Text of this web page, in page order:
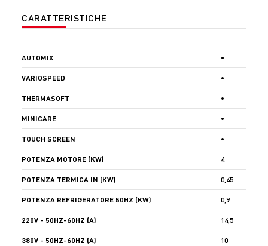
CARATTERISTICHE
AUTOMIX •
VARIOSPEED •
THERMASOFT •
MINICARE •
TOUCH SCREEN •
POTENZA MOTORE (KW) 4
POTENZA TERMICA IN (KW) 0,45
POTENZA REFRIGERATORE 50HZ (KW) 0,9
220V - 50HZ-60HZ (A) 14,5
380V - 50HZ-60HZ (A) 10